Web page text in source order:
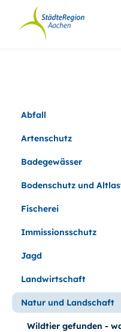
Seiteninhalt.
Hauptnavigation.
Abfall
Artenschutz
Badegewässer
Bodenschutz und
Fischerei
Immissionsschutz
Jagd
Landwirtschaft
Natur und Landschaft
Wildtier gefunden -